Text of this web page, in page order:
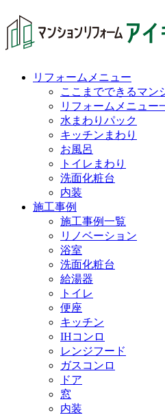
リフォームメニュー
ここまでできるマン
リフォームメニュー
水まわりパック
キッチンまわり
お風呂
トイレまわり
洗面化粧台
内装
施工事例
施工事例一覧
リノベーション
浴室
洗面化粧台
給湯器
トイレ
便座
キッチン
IHコンロ
レンジフード
ガスコンロ
ドア
窓
内装